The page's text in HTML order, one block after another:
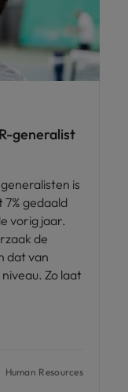
generalist
is
gedaald
vorig jaar.
de
dat van
Zo laat
Human Resources